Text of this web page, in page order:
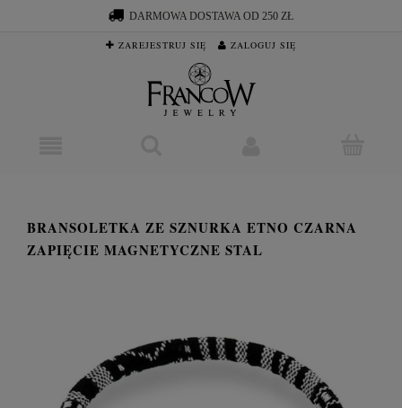
DARMOWA DOSTAWA OD 250 ZŁ
ZAREJESTRUJ SIĘ ZALOGUJ SIĘ
BRANSOLETKA ZE SZNURKA ETNO CZARNA
ZAPIĘCIE MAGNETYCZNE STAL